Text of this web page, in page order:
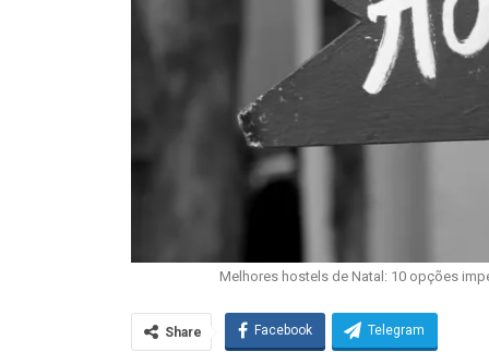
Melhores hostels de Natal: 10 opções
Share Facebook Telegram